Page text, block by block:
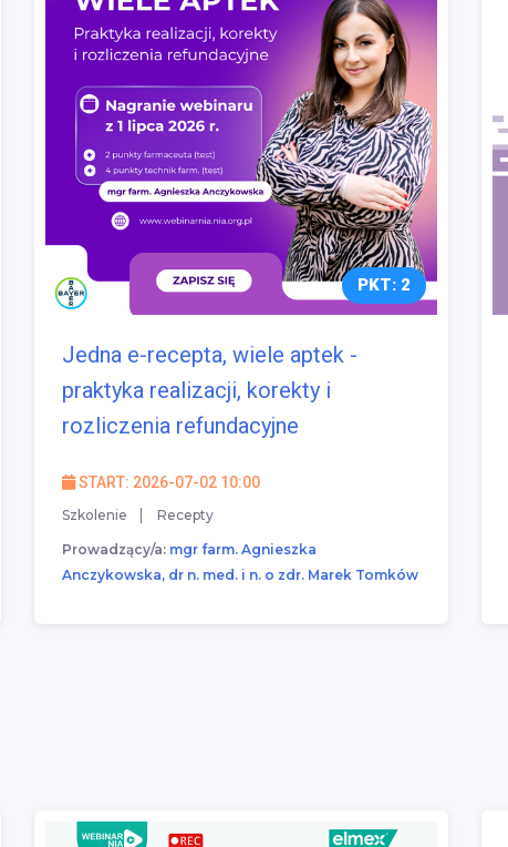
PKT: 2
Jedna e-recepta, wiele aptek -
praktyka realizacji, korekty i
rozliczenia refundacyjne
START: 2026-07-02 10:00
Szkolenie Recepty
Prowadzący/a: mgr farm. Agnieszka
Anczykowska, dr n. med. i n. o zdr. Marek Tomków